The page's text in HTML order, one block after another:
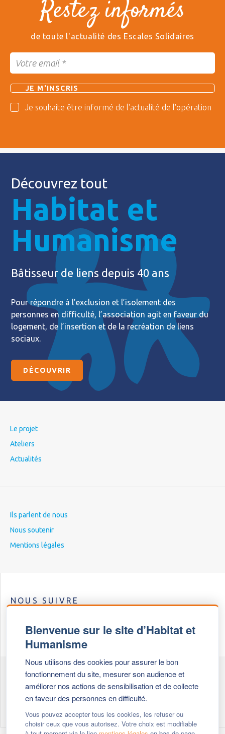
Bienvenue sur le site d’Habitat et
Humanisme
Nous utilisons des cookies pour assurer le bon
fonctionnement du site, mesurer son audience et
améliorer nos actions de sensibilisation et de collecte
en faveur des personnes en difficulté.
Vous pouvez accepter tous les cookies, les refuser ou
choisir ceux que vous autorisez. Votre choix est modifiable
Restez informés
de toute l'actualité des Escales Solidaires
Je souhaite être informé de l'actualité de l'opération
Découvrez tout
Habitat et
Humanisme
Bâtisseur de liens depuis 40 ans
Pour répondre à l’exclusion et l’isolement des
personnes en difficulté, l’association agit en faveur du
logement, de l’insertion et de la recréation de liens
sociaux.
DÉCOUVRIR
Le projet
Ateliers
Actualités
Ils parlent de nous
Nous soutenir
Mentions légales
NOUS SUIVRE
Les Escales Solidaires
8 escales solidaires dans le Rhône